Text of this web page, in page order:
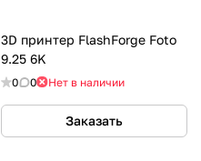
3D принтер FlashForge Foto
9.25 6K
0 0 Нет в наличии
Заказать